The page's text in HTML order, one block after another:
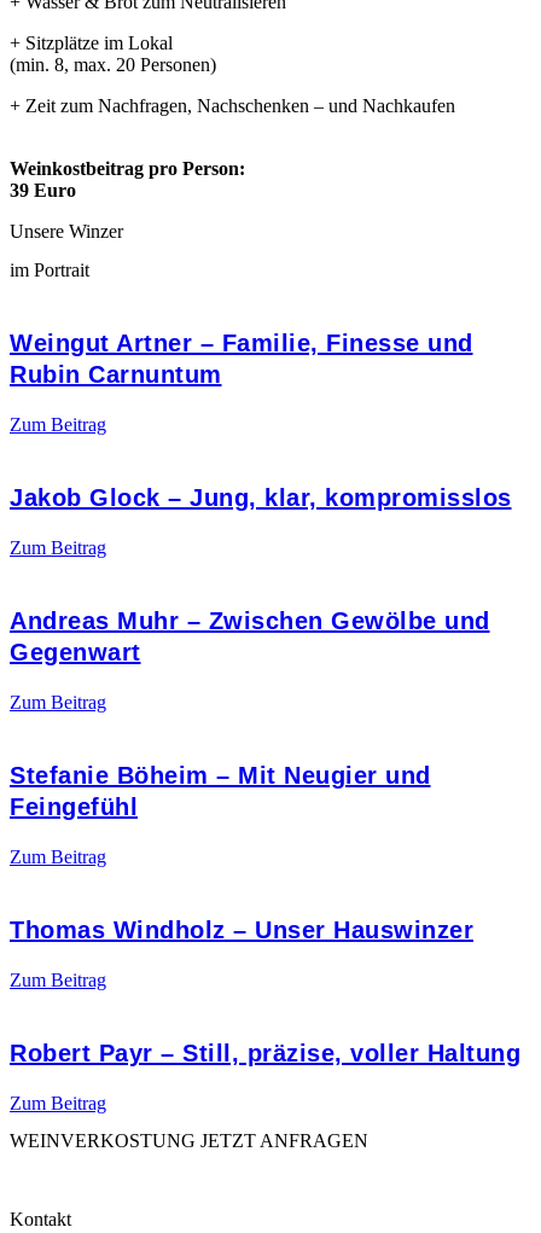
+ Sitzplätze im Lokal
(min. 8, max. 20 Personen)
+ Zeit zum Nachfragen, Nachschenken – und Nachkaufen
Weinkostbeitrag pro Person:
39 Euro
Unsere Winzer
im Portrait
Weingut Artner – Familie, Finesse und
Rubin Carnuntum
Zum Beitrag
Jakob Glock – Jung, klar, kompromisslos
Zum Beitrag
Andreas Muhr – Zwischen Gewölbe und
Gegenwart
Zum Beitrag
Stefanie Böheim – Mit Neugier und
Feingefühl
Zum Beitrag
Thomas Windholz – Unser Hauswinzer
Zum Beitrag
Robert Payr – Still, präzise, voller Haltung
Zum Beitrag
WEINVERKOSTUNG JETZT ANFRAGEN
Kontakt